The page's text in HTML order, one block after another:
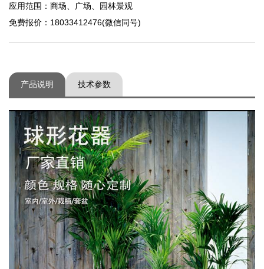
应用范围：商场、广场、园林景观
免费报价：18033412476(微信同号)
产品说明 技术参数